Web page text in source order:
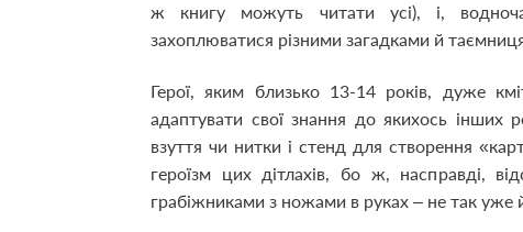
ж книгу можуть читати усі), і,
захоплюватися різними загадками й
Герої, яким близько 13-14 років, дуже
адаптувати свої знання до якихось інших
взуття чи нитки і стенд для створення
героїзм цих дітлахів, бо ж, насправді,
грабіжниками з ножами в руках – не так уже